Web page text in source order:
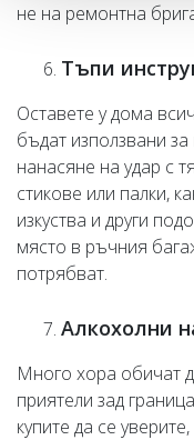
не на ремонтна
Тъпи
Оставете у дома
бъдат използвани
нанасяне на удар с
стикове или палки,
изкуства и други
място в ръчния
потрябват.
Алкохолни
Много хора обичат
приятели зад
купите да се